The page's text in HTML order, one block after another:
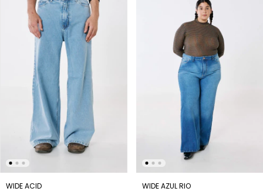
WIDE ACID WIDE AZUL RIO